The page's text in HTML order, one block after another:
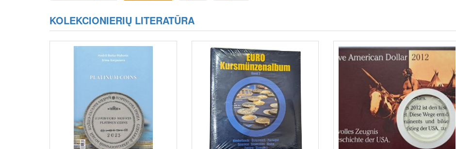
KOLEKCIONIERIŲ LITERATŪRA